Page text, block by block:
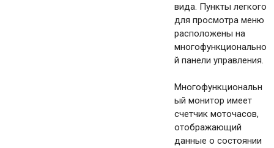
вида. Пункты легкого
для просмотра меню
расположены на
многофункционально
й панели управления.
Многофункциональн
ый монитор имеет
счетчик моточасов,
отображающий
данные о состоянии